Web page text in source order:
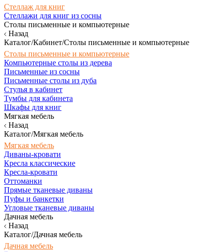
Стеллаж для книг
Стеллажи для книг из сосны
Столы письменные и компьютерные
Назад
Каталог/Кабинет/Столы письменные и компьютерные
Столы письменные и компьютерные
Компьютерные столы из дерева
Письменные из сосны
Письменные столы из дуба
Стулья в кабинет
Тумбы для кабинета
Шкафы для книг
Мягкая мебель
Назад
Каталог/Мягкая мебель
Мягкая мебель
Диваны-кровати
Кресла классические
Кресла-кровати
Оттоманки
Прямые тканевые диваны
Пуфы и банкетки
Угловые тканевые диваны
Дачная мебель
Назад
Каталог/Дачная мебель
Дачная мебель